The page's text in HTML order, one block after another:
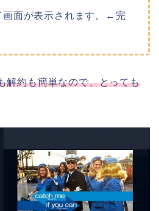
画面が表示されます。←完
解約も簡単なので、とっても